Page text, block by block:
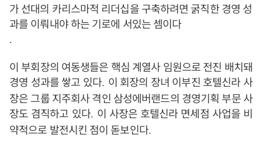
가 선대의 카리스마적 리더십을 구축하려면 굵직한 경영 성
과를 이뤄내야 하는 기로에 서있는 셈이다
.
이 부회장의 여동생들은 핵심 계열사 임원으로 전진 배치돼
경영 성과를 쌓고 있다. 이 회장의 장녀 이부진 호텔신라 사
장은 그룹 지주회사 격인 삼성에버랜드의 경영기획 부문 사
장도 겸직하고 있다. 이 사장은 호텔신라 면세점 사업을 비
약적으로 발전시킨 점이 돋보인다.